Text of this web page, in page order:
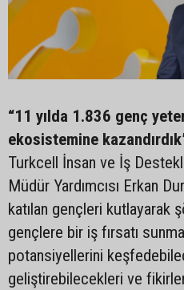
“11 yılda 1.836 genç
ekosistemine
Turkcell İnsan ve İş
Müdür Yardımcısı Erkan
katılan gençleri kutlayarak
gençlere bir iş fırsatı
potansiyellerini
geliştirebilecekleri ve